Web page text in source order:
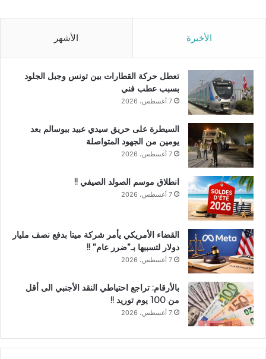
الأخيرة الأشهر
تعطل حركة القطارات بين تونس وجبل الجلود
بسبب عطب فني
7 أغسطس، 2026
السيطرة على حريق سيدي عبيد ببوسالم بعد
يومين من الجهود المتواصلة
7 أغسطس، 2026
انطلاق موسم الصولد الصيفي !!
7 أغسطس، 2026
القضاء الأمريكي يأمر شركة ميتا بدفع نصف مليار
دولار لتسببها بـ”ضرر عام” !!
7 أغسطس، 2026
بالأرقام: تراجع احتياطي النقد الأجنبي الى أقل
من 100 يوم توريد !!
7 أغسطس، 2026